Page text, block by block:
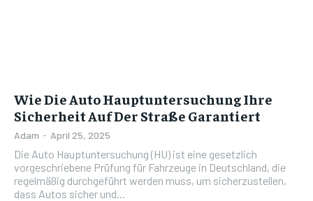
Wie Die Auto Hauptuntersuchung Ihre
Sicherheit Auf Der Straße Garantiert
Adam - April 25, 2025
Die Auto Hauptuntersuchung (HU) ist eine gesetzlich
vorgeschriebene Prüfung für Fahrzeuge in Deutschland, die
regelmäßig durchgeführt werden muss, um sicherzustellen,
dass Autos sicher und...